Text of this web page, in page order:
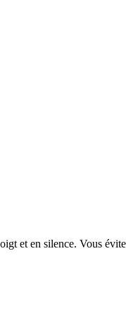
et en silence. Vous